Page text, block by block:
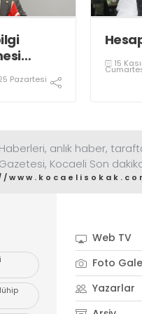
alındı?
Pazartesi
15
anlık haber,
Kocaeli Son
Web TV
Foto
Yazarlar